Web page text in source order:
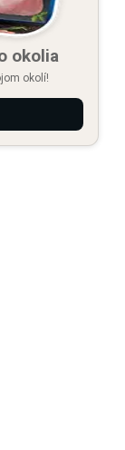
okolia
okolí!